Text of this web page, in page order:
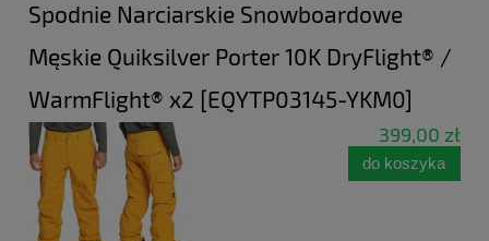
Spodnie Narciarskie Snowboardowe
Męskie Quiksilver Porter 10K DryFlight® /
WarmFlight® x2 [EQYTP03145-YKM0]
399,00 zł
do koszyka